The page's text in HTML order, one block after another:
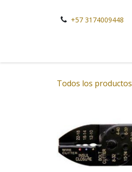
+57 3174009448
Todos los productos